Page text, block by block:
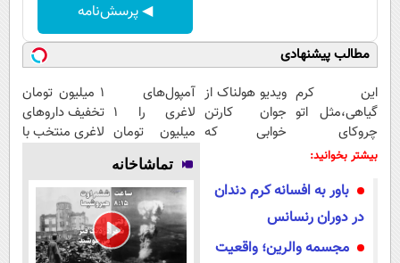
◀ پرسش‌نامه
مطالب پیشنهادی
این کرم
گیاهی،مثل اتو
چروکای
پوستتوصاف
ویدیو هولناک از
جوان کارتن
خوابی که
آمپول‌های
لاغری را ۱
میلیون تومان
ارزان‌تر از
همه‌جا بخر!
۱ میلیون تومان
تخفیف داروهای
لاغری منتخب با
نزدیکت
بیشتر بخوانید:
باور به افسانه کرم دندان
در دوران رنسانس
مجسمه والرین؛ واقعیت
تماشاخانه